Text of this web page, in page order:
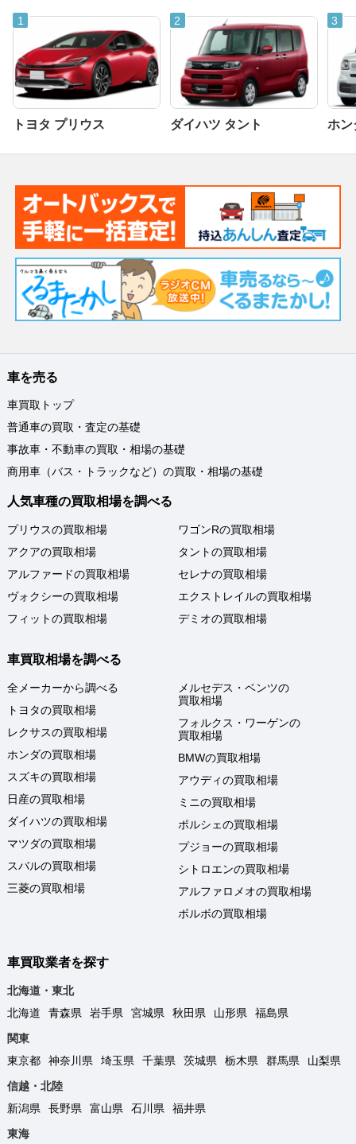
トヨタ プリウス ダイハツ タント ホン
車を売る
車買取トップ
普通車の買取・査定の基礎
事故車・不動車の買取・相場の基礎
商用車（バス・トラックなど）の買取・相場の基礎
人気車種の買取相場を調べる
プリウスの買取相場
アクアの買取相場
アルファードの買取相場
ヴォクシーの買取相場
フィットの買取相場
ワゴンRの買取相場
タントの買取相場
セレナの買取相場
エクストレイルの買取相場
デミオの買取相場
車買取相場を調べる
全メーカーから調べる
トヨタの買取相場
レクサスの買取相場
ホンダの買取相場
スズキの買取相場
日産の買取相場
ダイハツの買取相場
マツダの買取相場
スバルの買取相場
三菱の買取相場
メルセデス・ベンツの
買取相場
フォルクス・ワーゲンの
買取相場
BMWの買取相場
アウディの買取相場
ミニの買取相場
ポルシェの買取相場
プジョーの買取相場
シトロエンの買取相場
アルファロメオの買取相場
ボルボの買取相場
車買取業者を探す
北海道・東北
北海道
青森県 岩手県 宮城県 秋田県 山形県
福島県
関東
東京都
神奈川県 埼玉県 千葉県 茨城県 栃木県 群馬県
山梨県
信越・北陸
新潟県
長野県 富山県 石川県
福井県
東海